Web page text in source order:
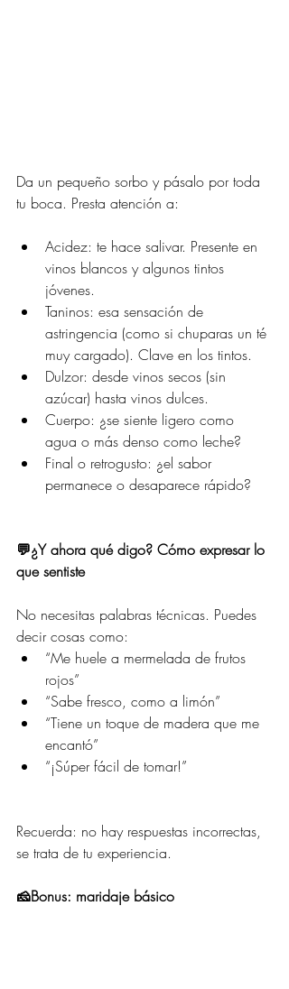
Da un pequeño sorbo y pásalo por toda
tu boca. Presta atención a:
Acidez: te hace salivar. Presente en
vinos blancos y algunos tintos
jóvenes.
Taninos: esa sensación de
astringencia (como si chuparas un té
muy cargado). Clave en los tintos.
Dulzor: desde vinos secos (sin
azúcar) hasta vinos dulces.
Cuerpo: ¿se siente ligero como
agua o más denso como leche?
Final o retrogusto: ¿el sabor
permanece o desaparece rápido?
💬¿Y ahora qué digo? Cómo expresar lo
que sentiste
No necesitas palabras técnicas. Puedes
decir cosas como:
“Me huele a mermelada de frutos
rojos”
“Sabe fresco, como a limón”
“Tiene un toque de madera que me
encantó”
“¡Súper fácil de tomar!”
Recuerda: no hay respuestas incorrectas,
se trata de tu experiencia.
🧀Bonus: maridaje básico